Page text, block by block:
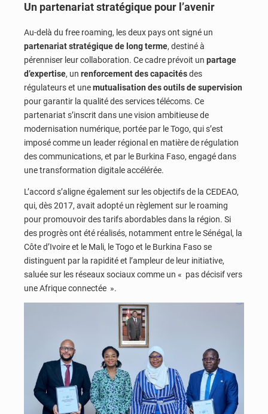
Un partenariat stratégique pour l’avenir
Au-delà du free roaming, les deux pays ont signé un
partenariat stratégique de long terme, destiné à
pérenniser leur collaboration. Ce cadre prévoit un partage
d’expertise, un renforcement des capacitésdes
régulateurs et unemutualisation des outils de supervision
pour garantir la qualité des services télécoms. Ce
partenariat s’inscrit dans une vision ambitieuse de
modernisation numérique, portée par le Togo, qui s’est
imposé comme un leader régional en matière de régulation
des communications, et par le Burkina Faso, engagé dans
une transformation digitale accélérée.
L’accord s’aligne également sur les objectifs de la CEDEAO,
qui, dès 2017, avait adopté un règlement sur le roaming
pour promouvoir des tarifs abordables dans la région. Si
des progrès ont été réalisés, notamment entre le Sénégal, la
Côte d’Ivoire et le Mali, le Togo et le Burkina Faso se
distinguent par la rapidité et l’ampleur de leur initiative,
saluée sur les réseaux sociaux comme un « pas décisif vers
une Afrique connectée ».